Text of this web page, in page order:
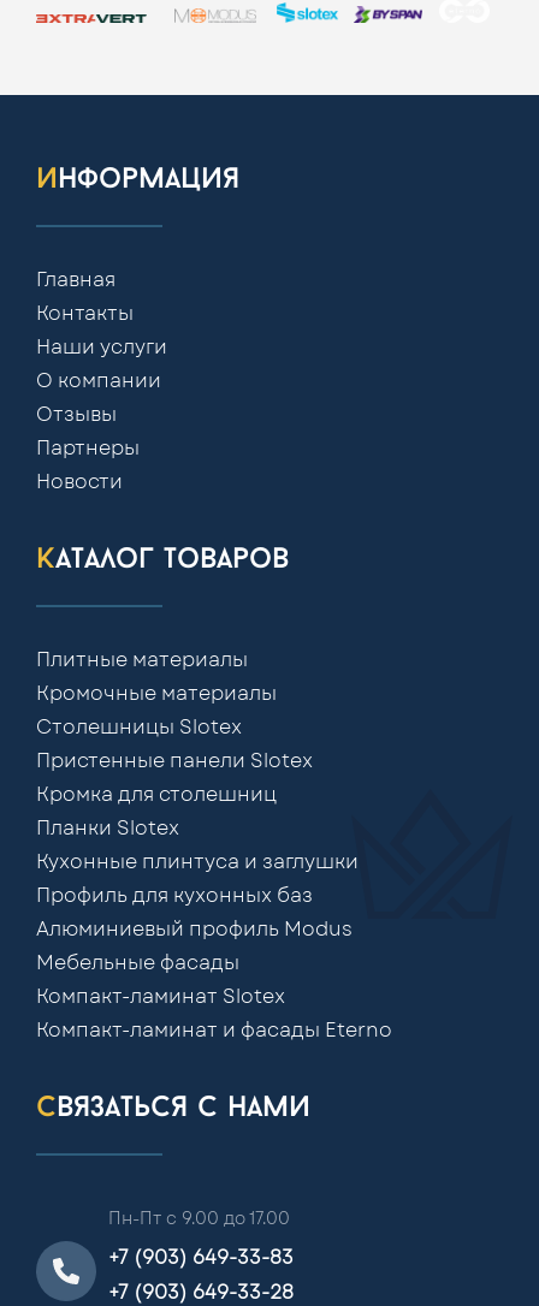
информация
Главная
Контакты
Наши услуги
О компании
Отзывы
Партнеры
Новости
каталог товаров
Плитные материалы
Кромочные материалы
Столешницы Slotex
Пристенные панели Slotex
Кромка для столешниц
Планки Slotex
Кухонные плинтуса и заглушки
Профиль для кухонных баз
Алюминиевый профиль Modus
Мебельные фасады
Компакт-ламинат Slotex
Компакт-ламинат и фасады Eterno
связаться с нами
Пн-Пт с 9.00 до 17.00
+7 (903) 649-33-83
+7 (903) 649-33-28